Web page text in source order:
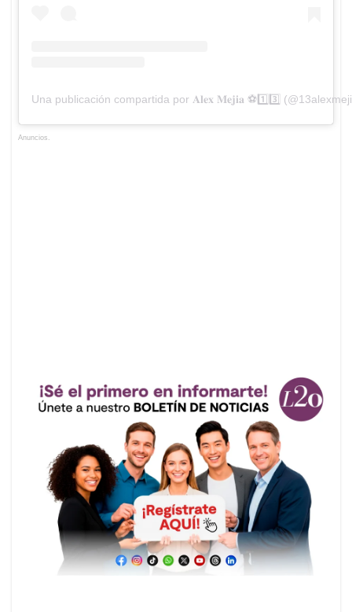
Una publicación compartida por 𝐀𝐥𝐞𝐱 𝐌𝐞𝐣𝐢𝐚 ⚽️1️⃣3️⃣
Anuncios.